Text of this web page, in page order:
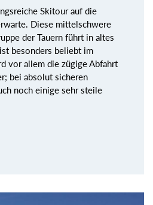
Skitour auf die
Diese mittelschwere
der Tauern führt in altes
besonders beliebt im
vor allem die zügige Abfahrt
bei absolut sicheren
noch einige sehr steile